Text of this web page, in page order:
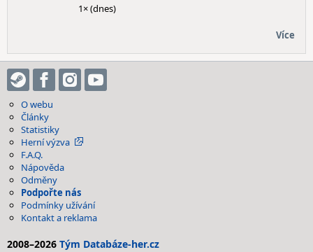
1× (dnes)
Více
O webu
Články
Statistiky
Herní výzva
F.A.Q.
Nápověda
Odměny
Podpořte nás
Podmínky užívání
Kontakt a reklama
2008–2026 Tým Databáze-her.cz